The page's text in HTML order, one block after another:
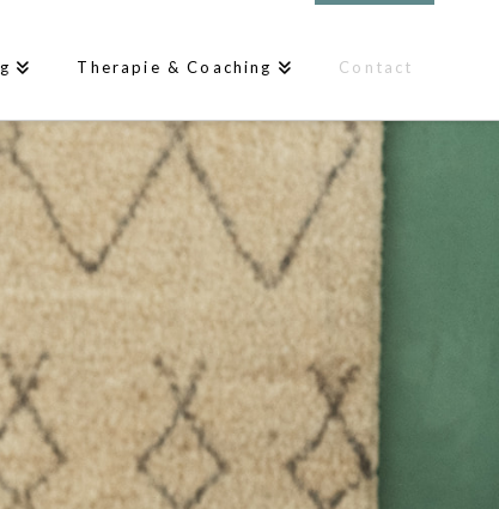
Therapie & Coaching Contact